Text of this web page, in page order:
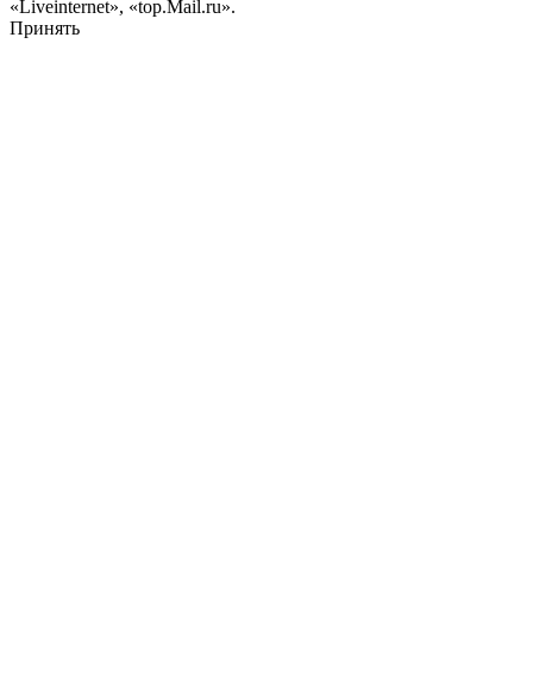
«Liveinternet», «top.Mail.ru».
Принять